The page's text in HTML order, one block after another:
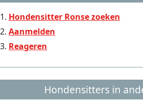
Hondensitter Ronse zoeken
Aanmelden
Reageren
Hondensitters in